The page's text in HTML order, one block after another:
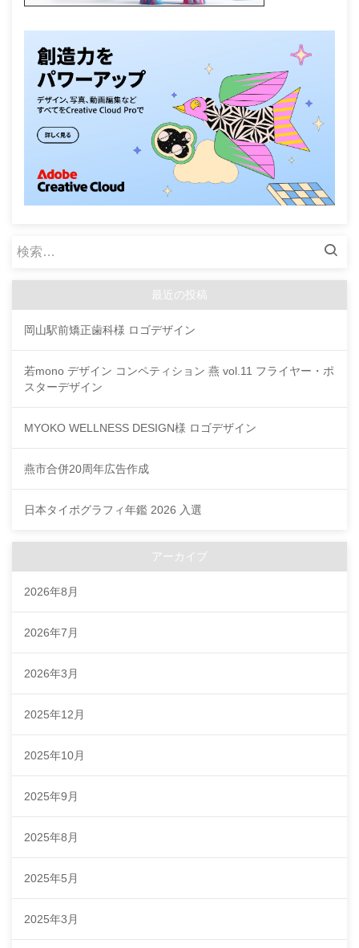
検
最近の投稿
岡山駅前矯正歯科様 ロゴデザイン
若mono デザイン コンペティション 燕 vol.11 フライヤー・ポ
スターデザイン
MYOKO WELLNESS DESIGN様 ロゴデザイン
燕市合併20周年広告作成
日本タイポグラフィ年鑑 2026 入選
アーカイブ
2026年8月
2026年7月
2026年3月
2025年12月
2025年10月
2025年9月
2025年8月
2025年5月
2025年3月